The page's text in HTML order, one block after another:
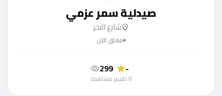
صيدلية سمر عزمي
location_onشارع البحر
مغلق الآن
-
star
0 تقييم
299
visibility
مشاهدة